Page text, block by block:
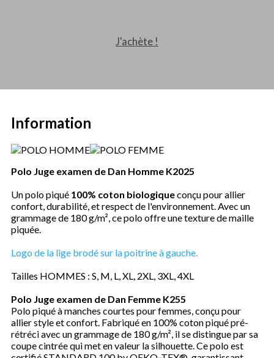
J'achète !
Information
Polo Juge examen de Dan Homme K2025
Un polo piqué 100% coton biologiqueconçu pour allier
confort, durabilité, et respect de l'environnement. Avec un
grammage de 180 g/m², ce polo offre une texture de maille
piquée.
Logo de la lige brodé sur la poitrine à gauche.
Tailles HOMMES : S, M, L, XL, 2XL, 3XL, 4XL
Polo Juge examen de Dan Femme K255
Polo piqué à manches courtes pour femmes, conçu pour
allier style et confort. Fabriqué en 100% coton piqué pré-
rétréci avec un grammage de 180 g/m², il se distingue par sa
coupe cintrée qui met en valeur la silhouette. Ce polo est